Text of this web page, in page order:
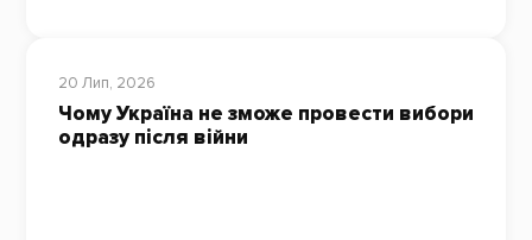
20 Лип, 2026
Чому Україна не зможе провести вибори
одразу після війни